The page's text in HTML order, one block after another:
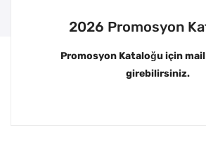
2026 Promosyon
Promosyon Kataloğu için
girebilirsiniz.